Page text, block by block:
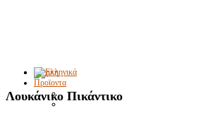
Αρχικη
Προϊοντα
Λουκάνικο Πικάντικο